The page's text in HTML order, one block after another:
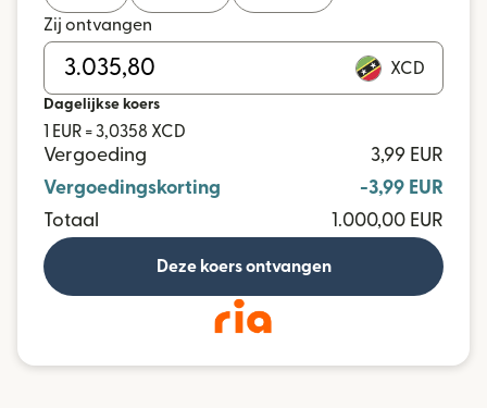
Zij ontvangen
XCD
Dagelijkse koers
1 EUR = 3,0358 XCD
Vergoeding
3,99 EUR
Vergoedingskorting
-3,99 EUR
Totaal
1.000,00 EUR
Deze koers ontvangen